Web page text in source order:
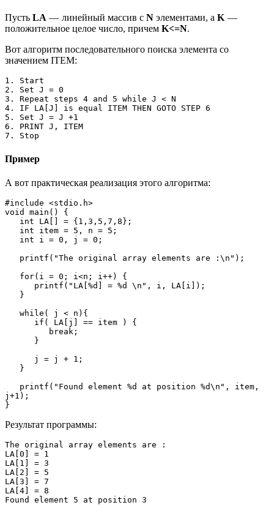
Пусть LA — линейный массив с N элементами, а K —
положительное целое число, причем K<=N.
Вот алгоритм последовательного поиска элемента со
значением ITEM:
1. Start
2. Set J = 0
3. Repeat steps 4 and 5 while J < N
4. IF LA[J] is equal ITEM THEN GOTO STEP 6
5. Set J = J +1
6. PRINT J, ITEM
7. Stop
Пример
А вот практическая реализация этого алгоритма:
#include <stdio.h>
void main() {
j+1);
}
Результат программы:
The original array elements are :
LA[0] = 1
LA[1] = 3
LA[2] = 5
LA[3] = 7
LA[4] = 8
Found element 5 at position 3